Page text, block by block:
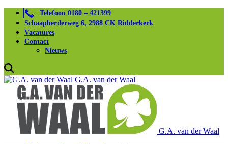
Telefoon 0180 – 421399
Schaapherderweg 6, 2988 CK Ridderkerk
Vacatures
Contact
Nieuws
G.A. van der Waal
G.A. van der Waal